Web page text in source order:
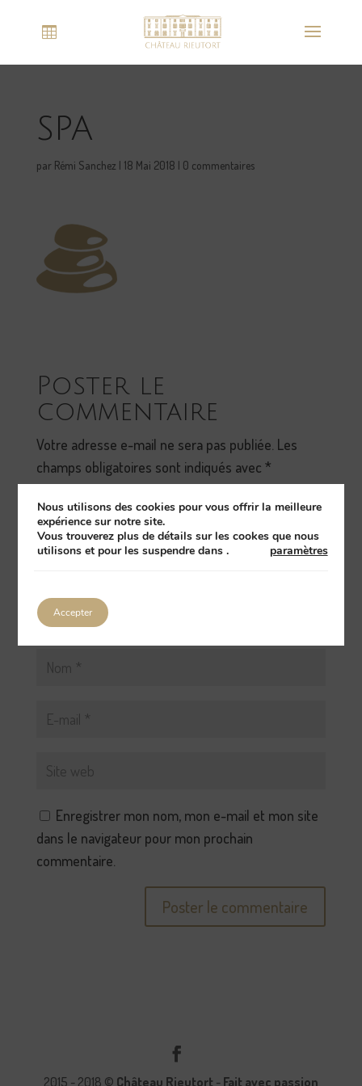
spa
par Rémi Sanchez | 18 Mai 2018 | 0 commentaires
Poster le
commentaire
Votre adresse e-mail ne sera pas publiée. Les
champs obligatoires sont indiqués avec *
Enregistrer mon nom, mon e-mail et mon site
dans le navigateur pour mon prochain
commentaire.
2015 - 2018 © Château Rieutort - Fait avec passion
Nous utilisons des cookies pour vous offrir la meilleure
expérience sur notre site.
Vous trouverez plus de détails sur les cookes que nous
utilisons et pour les suspendre dans
paramètres
.
Accepter